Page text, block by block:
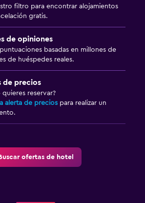
filtro para encontrar alojamientos
gratis.
de opiniones
basadas en millones de
de huéspedes reales.
de precios
quieres reservar?
alerta de precios para realizar un
ofertas de hotel